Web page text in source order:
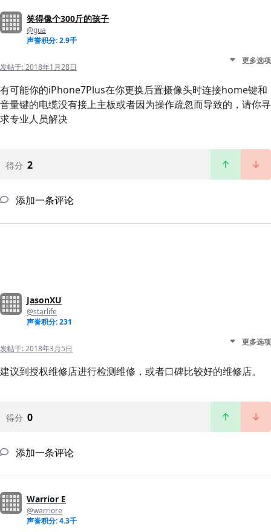
笑得像个300斤的孩子
@gua
声誉积分: 2.9千
发帖于:2018年1月28日
更多选项
有可能你的iPhone7Plus在你更换后置摄像头时连接home键和
音量键的电缆没有接上主板或者因为操作疏忽而导致的，请你寻
求专业人员解决
得分 2
添加一条评论
JasonXU
@starlife
声誉积分: 231
发帖于:2018年3月5日
更多选项
建议到授权维修店进行检测维修，或者口碑比较好的维修店。
得分 0
添加一条评论
Warrior E
@warriore
声誉积分: 4.3千